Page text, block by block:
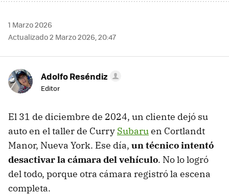
1 Marzo 2026
Actualizado 2 Marzo 2026, 20:47
Adolfo Reséndiz
Editor
El 31 de diciembre de 2024, un cliente dejó su
auto en el taller de Curry Subaruen Cortlandt
Manor, Nueva York. Ese día, un técnico intentó
desactivar la cámara del vehículo. No lo logró
del todo, porque otra cámara registró la escena
completa.